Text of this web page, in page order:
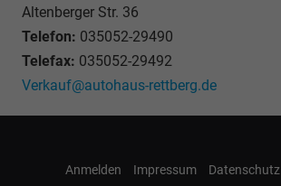
Altenberger Str. 36
Telefon: 035052-29490
Telefax: 035052-29492
Verkauf@autohaus-rettberg.de
Anmelden Impressum
Datenschutz